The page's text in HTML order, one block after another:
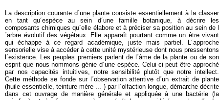
La description courante d´une plante consiste essentiellement à la classer
en tant qu´espèce au sein d´une famille botanique, à décrire les
composants chimiques qu´elle élabore et à préciser sa position au sein de l
´arbre évolutif des végétaux. Elle apparaît pourtant comme un être vivant
qui échappe à ce regard académique, juste mais partiel. L´approche
sensorielle vise à accéder à cette unité mystérieuse dont nous pressentons
l´existence. Les peuples premiers parlent de l´âme de la plante ou de son
esprit que nous nommons génie d´une espèce. Celui-ci peut être approché
par nos capacités intuitives, notre sensibilité plutôt que notre intellect.
Cette méthode se fonde sur l´observation attentive d´un extrait de plante
(huile essentielle, teinture mère ... ) par l´olfaction longue, démarche décrite
dans cet ouvrage de manière générale et appliquée à une bactérie (la